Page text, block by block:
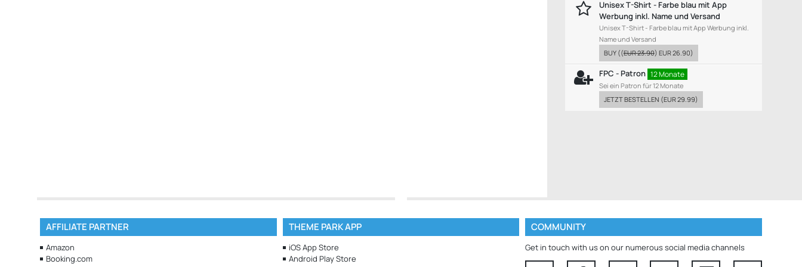
Unisex T-Shirt - Farbe blau mit App
Werbung inkl. Name und Versand
Unisex T-Shirt - Farbe blau mit App Werbung inkl.
Name und Versand
BUY ((EUR 23.90) EUR 26.90)
FPC - Patron 12 Monate
Sei ein Patron für 12 Monate
JETZT BESTELLEN (EUR 29.99)
AFFILIATE PARTNER
Amazon
Booking.com
THEME PARK APP
iOS App Store
Android Play Store
COMMUNITY
Get in touch with us on our numerous social media channels